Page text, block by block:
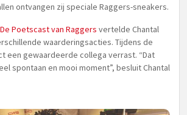
ontvangen zij speciale Raggers-sneakers.
De Poetscast van Raggers vertelde Chantal
waarderingsacties. Tijdens de
een gewaardeerde collega verrast. “Dat
spontaan en mooi moment”, besluit Chantal